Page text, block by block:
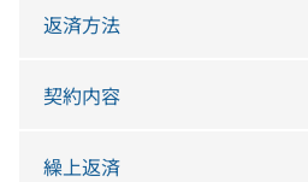
返済方法
契約内容
繰上返済